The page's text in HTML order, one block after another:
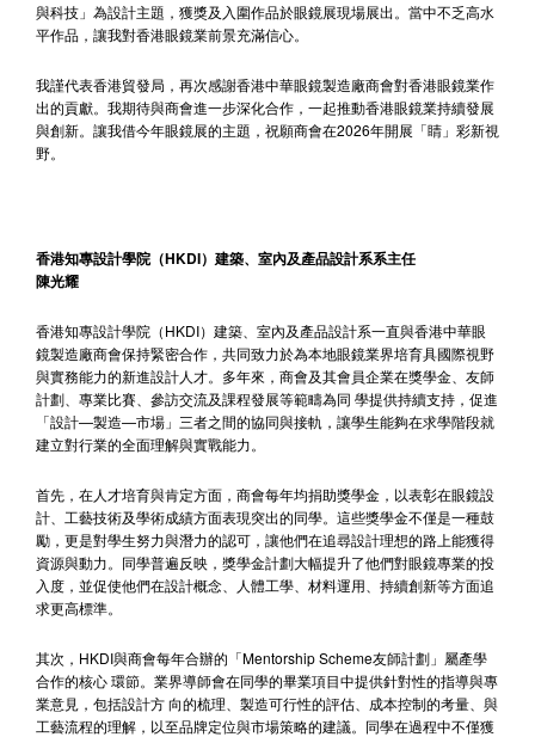
與科技」為設計主題，獲獎及入圍作品於眼鏡展現場展出。當中不乏高水
平作品，讓我對香港眼鏡業前景充滿信心。
我謹代表香港貿發局，再次感謝香港中華眼鏡製造廠商會對香港眼鏡業作
出的貢獻。我期待與商會進一步深化合作，一起推動香港眼鏡業持續發展
與創新。讓我借今年眼鏡展的主題，祝願商會在2026年開展「睛」彩新視
野。
香港知專設計學院（HKDI）建築、室內及產品設計系系主任
陳光耀
香港知專設計學院（HKDI）建築、室內及產品設計系一直與香港中華眼
鏡製造廠商會保持緊密合作，共同致力於為本地眼鏡業界培育具國際視野
與實務能力的新進設計人才。多年來，商會及其會員企業在獎學金、友師
計劃、專業比賽、參訪交流及課程發展等範疇為同 學提供持續支持，促進
「設計—製造—市場」三者之間的協同與接軌，讓學生能夠在求學階段就
建立對行業的全面理解與實戰能力。
首先，在人才培育與肯定方面，商會每年均捐助獎學金，以表彰在眼鏡設
計、工藝技術及學術成績方面表現突出的同學。這些獎學金不僅是一種鼓
勵，更是對學生努力與潛力的認可，讓他們在追尋設計理想的路上能獲得
資源與動力。同學普遍反映，獎學金計劃大幅提升了他們對眼鏡專業的投
入度，並促使他們在設計概念、人體工學、材料運用、持續創新等方面追
求更高標準。
其次，HKDI與商會每年合辦的「Mentorship Scheme友師計劃」屬產學
合作的核心 環節。業界導師會在同學的畢業項目中提供針對性的指導與專
業意見，包括設計方 向的梳理、製造可行性的評估、成本控制的考量、與
工藝流程的理解，以至品牌定位與市場策略的建議。同學在過程中不僅獲